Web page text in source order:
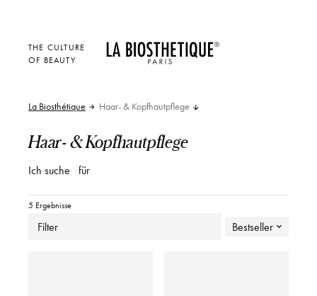
THE CULTURE
OF BEAUTY
La Biosthétique Haar- & Kopfhautpflege
Haar- & Kopfhautpflege
Ich suche für
5 Ergebnisse
Filter Bestseller